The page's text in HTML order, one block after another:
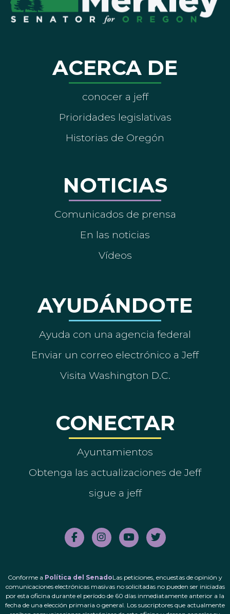
ACERCA DE
conocer a jeff
Prioridades legislativas
Historias de Oregón
NOTICIAS
Comunicados de prensa
En las noticias
Vídeos
AYUDÁNDOTE
Ayuda con una agencia federal
Enviar un correo electrónico a Jeff
Visita Washington D.C.
CONECTAR
Ayuntamientos
Obtenga las actualizaciones de Jeff
sigue a jeff
Conforme a Política del SenadoLas peticiones, encuestas de opinión y
comunicaciones electrónicas masivas no solicitadas no pueden ser iniciadas
por esta oficina durante el período de 60 días inmediatamente anterior a la
fecha de una elección primaria o general. Los suscriptores que actualmente